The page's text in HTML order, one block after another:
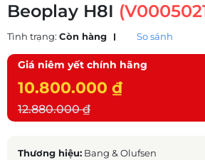
Beoplay H8I
Tình trạng: Còn hàng So sánh
Giá niêm yết chính hãng
10.800.000 ₫
12.880.000 ₫
Thương hiệu: Bang & Olufsen